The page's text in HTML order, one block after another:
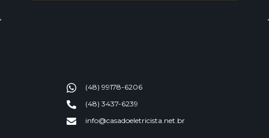
(48) 99178-6206
(48) 3437-6239
info@casadoeletricista.net.br